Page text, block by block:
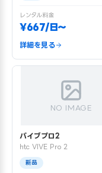
レンタル料金
¥667/日〜
詳細を見る
NO IMAGE
バイブプロ2
htc VIVE Pro 2
新品